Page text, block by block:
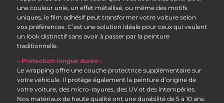
une couleur unie, un effet métallisé, ou même des motifs
uniques, le film adhésif peut transformer votre voiture selon
vos préférences. C’est une solution idéale pour ceux qui veulent
un look distinctif sans avoir à passer par la peinture
traditionnelle.
– Protection longue durée :
Le wrapping offre une couche protectrice supplémentaire sur
votre véhicule. Il protège également la peinture d’origine de
votre voiture, des micro-rayures, des UV et des intempéries.
Nos matériaux de haute qualité ont une durabilité de 5 à 10 ans.